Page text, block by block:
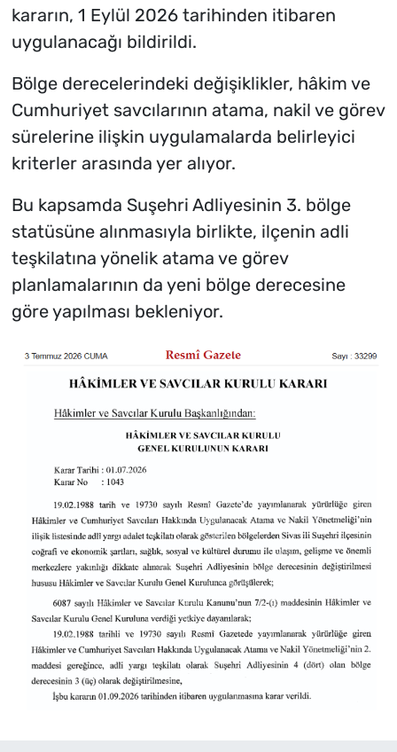
kararın, 1 Eylül 2026 tarihinden itibaren
uygulanacağı bildirildi.
Bölge derecelerindeki değişiklikler, hâkim ve
Cumhuriyet savcılarının atama, nakil ve görev
sürelerine ilişkin uygulamalarda belirleyici
kriterler arasında yer alıyor.
Bu kapsamda Suşehri Adliyesinin 3. bölge
statüsüne alınmasıyla birlikte, ilçenin adli
teşkilatına yönelik atama ve görev
planlamalarının da yeni bölge derecesine
göre yapılması bekleniyor.